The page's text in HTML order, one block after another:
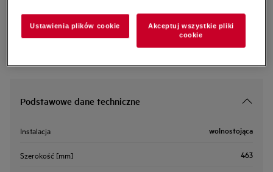
Podstawowe dane techniczne
Instalacja wolnostojąca
Szerokość [mm] 463
Ustawienia plików cookie
Akceptuj wszystkie pliki
cookie